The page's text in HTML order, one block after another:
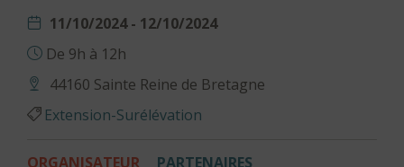
11/10/2024 - 12/10/2024
De 9h à 12h
44160 Sainte Reine de Bretagne
Extension-Surélévation
ORGANISATEUR PARTENAIRES